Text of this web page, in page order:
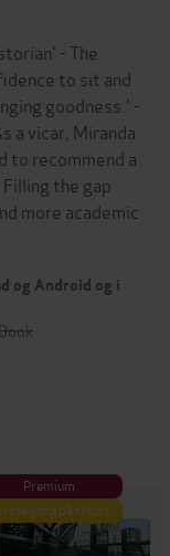
- The
to sit and
goodness.' -
a vicar, Miranda
to recommend a
the gap
more academic
og Android og i
Premium
gang på tilbud